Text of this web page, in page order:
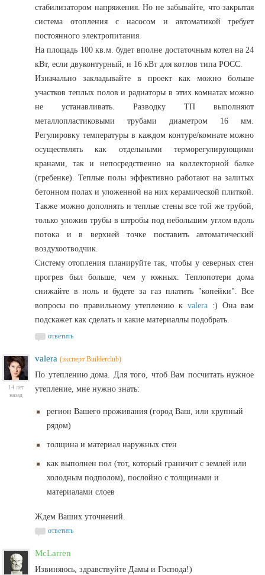
стабилизатором напряжения. Но не забывайте, что закрытая
система отопления с насосом и автоматикой требует
постоянного электропитания.
На площадь 100 кв.м. будет вполне достаточным котел на 24
кВт, если двуконтурный, и 16 кВт для котлов типа РОСС.
Изначально закладывайте в проект как можно больше
участков теплых полов и радиаторы в этих комнатах можно
не устанавливать. Разводку ТП выполняют
металлопластиковыми трубами диаметром 16 мм.
Регулировку температуры в каждом контуре/комнате можно
осуществлять как отдельными терморегулирующими
кранами, так и непосредственно на коллекторной балке
(гребенке). Теплые полы эффективно работают на залитых
бетонном полах и уложенной на них керамической плиткой.
Также можно дополнять и теплые стены все той же трубой,
только уложив трубы в штробы под небольшим углом вдоль
потока и в верхней точке поставить автоматический
воздухоотводчик.
Систему отопления планируйте так, чтобы у северных стен
прогрев был больше, чем у южных. Теплопотери дома
снижайте в ноль и будете за газ платить "копейки". Все
вопросы по правильному утеплению кvalera :) Она вам
подскажет как сделать и какие материаллы подобрать.
ответить
14 лет
назад
valera (эксперт Builderclub)
По утеплению дома. Для того, чтоб Вам посчитать нужное
утепление, мне нужно знать:
регион Вашего проживания (город Ваш, или крупный
рядом)
толщина и материал наружных стен
как выполнен пол (тот, который граничит с землей или
холодным подполом), послойно с толщинами и
материалами слоев
Ждем Ваших уточнений.
ответить
McLarren
Извиняюсь, здравствуйте Дамы и Господа!)